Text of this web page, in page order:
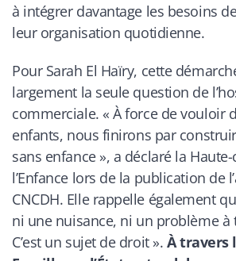
à intégrer davantage les besoins
leur organisation quotidienne.
Pour Sarah El Haïry, cette
largement la seule question de
commerciale. «À force de vouloir
enfants, nous finirons par
sans enfance», a déclaré la
l’Enfance lors de la publication de
CNCDH. Elle rappelle également
ni une nuisance, ni un problème à
C’est un sujet de droit». À travers